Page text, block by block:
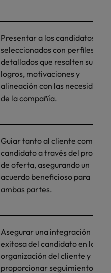
Presentar a los candidatos
seleccionados con perfiles
detallados que resalten sus
logros, motivaciones y
alineación con las necesidades
de la compañía.
Guiar tanto al cliente como al
candidato a través del proceso
de oferta, asegurando un
acuerdo beneficioso para
ambas partes.
Asegurar una integración
exitosa del candidato en la
organización del cliente y
proporcionar seguimiento para